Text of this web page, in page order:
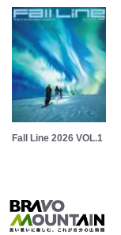
Fall Line 2026 VOL.1